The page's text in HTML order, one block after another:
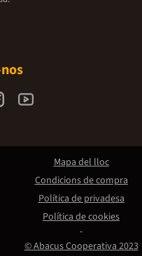
© Abacus Cooperativa 2023
Mapa del lloc
Condicions de compra
Política de privadesa
Política de cookies